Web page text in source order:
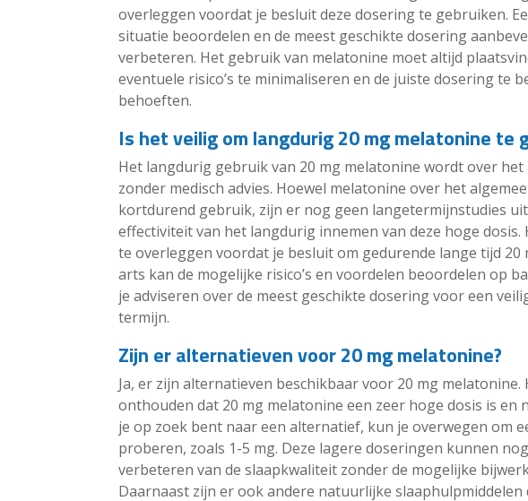
overleggen voordat je besluit deze dosering te gebruiken.
situatie beoordelen en de meest geschikte dosering
verbeteren. Het gebruik van melatonine moet altijd
eventuele risico’s te minimaliseren en de juiste dosering te
behoeften.
Is het veilig om langdurig 20 mg melatonine te
Het langdurig gebruik van 20 mg melatonine wordt over
zonder medisch advies. Hoewel melatonine over het
kortdurend gebruik, zijn er nog geen langetermijnstudies
effectiviteit van het langdurig innemen van deze hoge
te overleggen voordat je besluit om gedurende lange tijd 20
arts kan de mogelijke risico’s en voordelen beoordelen op
je adviseren over de meest geschikte dosering voor een
termijn.
Zijn er alternatieven voor 20 mg melatonine?
Ja, er zijn alternatieven beschikbaar voor 20 mg
onthouden dat 20 mg melatonine een zeer hoge dosis is en
je op zoek bent naar een alternatief, kun je overwegen om
proberen, zoals 1-5 mg. Deze lagere doseringen kunnen
verbeteren van de slaapkwaliteit zonder de mogelijke
Daarnaast zijn er ook andere natuurlijke